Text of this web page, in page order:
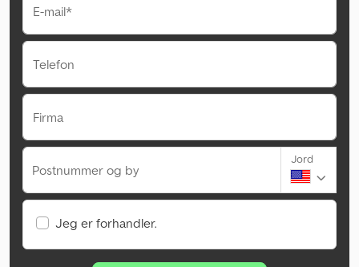
E-mail*
Telefon
Firma
Postnummer og by
Jord
Jeg er forhandler.